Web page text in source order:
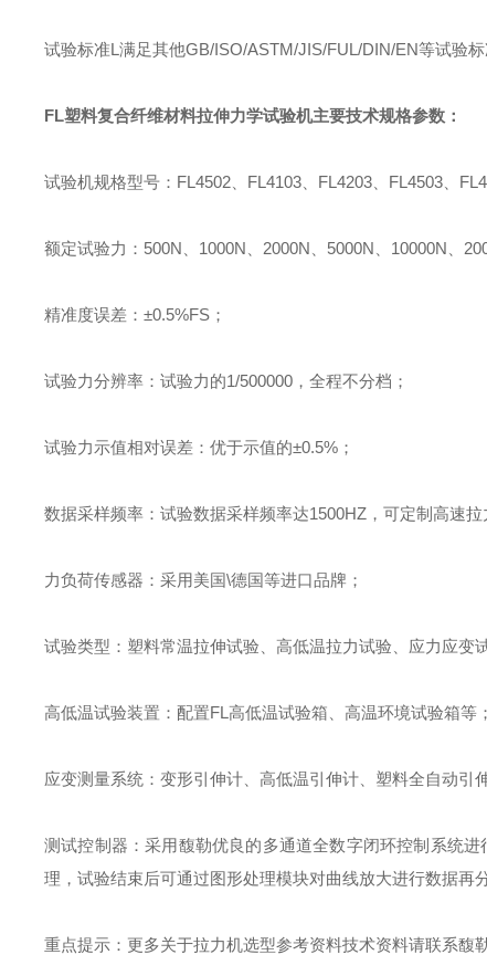
试验标准L 满足其他GB/ISO/ASTM/JIS/FUL/DIN/EN等试验
FL塑料复合纤维材料拉伸力学试验机主要技术规格参数 ：
试验机规格型号 ： FL4502 FL4103 FL4203 FL4503
额定试验力 ： 500N 1000N 2000N 5000N 10000N
精准度误差 ： ±0.5%FS ；
试验力分辨率 ： 试验力的1/500000 ，全程不分档 ；
试验力示值相对误差 ： 优于示值的±0.5% ；
数据采样频率 ： 试验数据采样频率达1500HZ ，可定制高速
力负荷传感器 ： 采用美国\德国等进口品牌 ；
试验类型 ： 塑料常温拉伸试验、高低温拉力试验、应力应变
高低温试验装置 ： 配置FL 高低温试验箱、高温环境试验箱等 ；
应变测量系统 ： 变形引伸计、高低温引伸计、塑料全自动引
测试控制器 ：采用馥勒优良的多通道全数字闭环控制系统
理，试验结束后可通过图形处理模块对曲线放大进行数据再
重点提示 ： 更多关于拉力机选型参考资料技术资料请联系馥